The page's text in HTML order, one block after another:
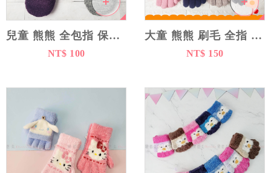
兒童 熊熊 全包指 保暖 手套 15cm
NT$ 100
大童 熊熊 刷毛 全指 手套 18cm
NT$ 150